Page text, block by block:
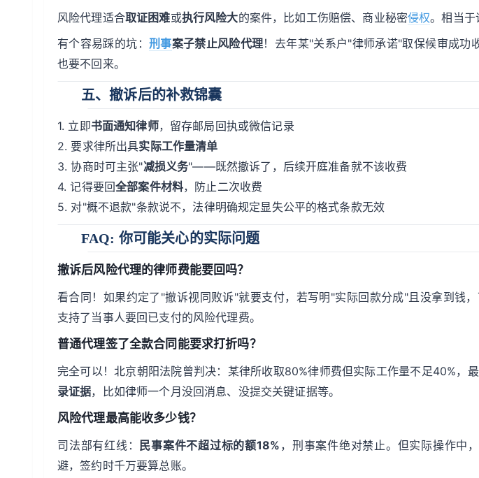
风险代理适合取证困难或执行风险大的案件，比如工伤赔偿、商业秘密侵权。相当于
有个容易踩的坑： 刑事案子禁止风险代理！去年某"关系户"律师承诺"取保候审成
也要不回来。
五、撤诉后的补救锦囊
1. 立即书面通知律师，留存邮局回执或微信记录
2. 要求律所出具实际工作量清单
3. 协商时可主张"减损义务"——既然撤诉了，后续开庭准备就不该收费
4. 记得要回全部案件材料，防止二次收费
5. 对"概不退款"条款说不，法律明确规定显失公平的格式条款无效
FAQ: 你可能关心的实际问题
撤诉后风险代理的律师费能要回吗？
看合同！如果约定了"撤诉视同败诉"就要支付，若写明"实际回款分成"且没拿到钱
支持了当事人要回已支付的风险代理费。
普通代理签了全款合同能要求打折吗？
完全可以！北京朝阳法院曾判决：某律所收取80%律师费但实际工作量不足40%，
录证据，比如律师一个月没回消息、没提交关键证据等。
风险代理最高能收多少钱？
司法部有红线： 民事案件不超过标的额18% ，刑事案件绝对禁止。但实际操作中
避，签约时千万要算总账。